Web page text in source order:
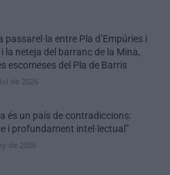
passarel·la entre Pla d’Empúries i
i la neteja del barranc de la Mina,
escomeses del Pla de Barris
de 2026
és un país de contradiccions:
i profundament intel·lectual”
de 2026